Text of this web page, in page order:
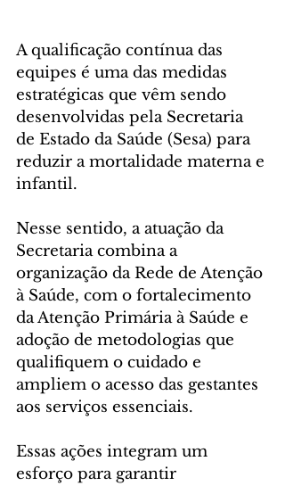
A qualificação contínua das
equipes é uma das medidas
estratégicas que vêm sendo
desenvolvidas pela Secretaria
de Estado da Saúde (Sesa) para
reduzir a mortalidade materna e
infantil.
Nesse sentido, a atuação da
Secretaria combina a
organização da Rede de Atenção
à Saúde, com o fortalecimento
da Atenção Primária à Saúde e
adoção de metodologias que
qualifiquem o cuidado e
ampliem o acesso das gestantes
aos serviços essenciais.
Essas ações integram um
esforço para garantir